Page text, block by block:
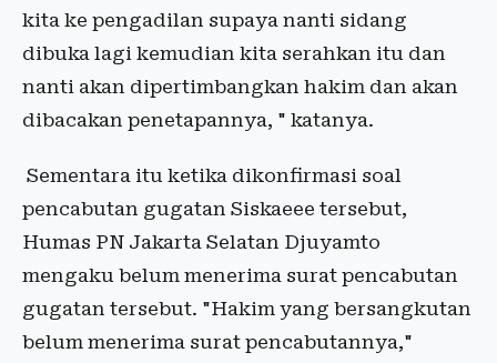
kita ke pengadilan supaya nanti sidang
dibuka lagi kemudian kita serahkan itu dan
nanti akan dipertimbangkan hakim dan akan
dibacakan penetapannya, " katanya.
Sementara itu ketika dikonfirmasi soal
pencabutan gugatan Siskaeee tersebut,
Humas PN Jakarta Selatan Djuyamto
mengaku belum menerima surat pencabutan
gugatan tersebut. "Hakim yang bersangkutan
belum menerima surat pencabutannya,"